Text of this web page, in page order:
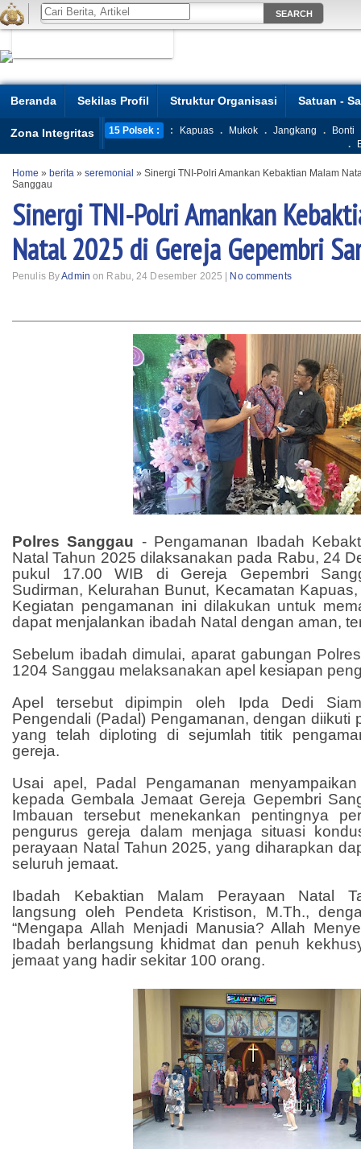
Beranda Sekilas Profil Struktur Organisasi Satuan -
Zona Integritas 15 Polsek : : Kapuas . Mukok . Jangkang .
Bonti
.
Home » berita » seremonial » Sinergi TNI-Polri Amankan Kebaktian Malam
Sanggau
Sinergi TNI-Polri Amankan
Natal 2025 di Gereja Gepembri
Penulis ByAdmin on Rabu, 24 Desember 2025 | No comments
Polres Sanggau - Pengamanan Ibadah
Natal Tahun 2025 dilaksanakan pada Rabu, 24
pukul 17.00 WIB di Gereja Gepembri
Sudirman, Kelurahan Bunut, Kecamatan
Kegiatan pengamanan ini dilakukan untuk
dapat menjalankan ibadah Natal dengan aman,
Sebelum ibadah dimulai, aparat gabungan
1204 Sanggau melaksanakan apel kesiapan
Apel tersebut dipimpin oleh Ipda Dedi
Pengendali (Padal) Pengamanan, dengan diikuti
yang telah diploting di sejumlah titik
gereja.
Usai apel, Padal Pengamanan
kepada Gembala Jemaat Gereja Gepembri
Imbauan tersebut menekankan pentingnya
pengurus gereja dalam menjaga situasi
perayaan Natal Tahun 2025, yang diharapkan
seluruh jemaat.
Ibadah Kebaktian Malam Perayaan Natal
langsung oleh Pendeta Kristison, M.Th.,
“Mengapa Allah Menjadi Manusia? Allah
Ibadah berlangsung khidmat dan penuh
jemaat yang hadir sekitar 100 orang.